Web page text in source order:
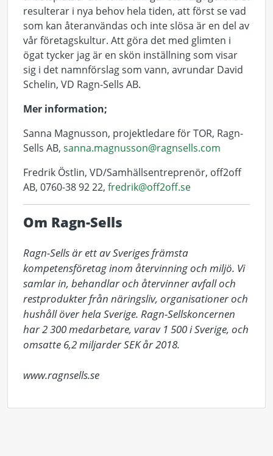
resulterar i nya behov hela tiden, att först se vad
som kan återanvändas och inte slösa är en del av
vår företagskultur. Att göra det med glimten i
ögat tycker jag är en skön inställning som visar
sig i det namnförslag som vann, avrundar David
Schelin, VD Ragn-Sells AB.
Mer information;
Sanna Magnusson, projektledare för TOR, Ragn-
Sells AB, sanna.magnusson@ragnsells.com
Fredrik Östlin, VD/Samhällsentreprenör, off2off
AB, 0760-38 92 22, fredrik@off2off.se
Om Ragn-Sells
Ragn-Sells är ett av Sveriges främsta
kompetensföretag inom återvinning och miljö. Vi
samlar in, behandlar och återvinner avfall och
restprodukter från näringsliv, organisationer och
hushåll över hela Sverige. Ragn-Sellskoncernen
har 2 300 medarbetare, varav 1 500 i Sverige, och
omsatte 6,2 miljarder SEK år 2018.
www.ragnsells.se